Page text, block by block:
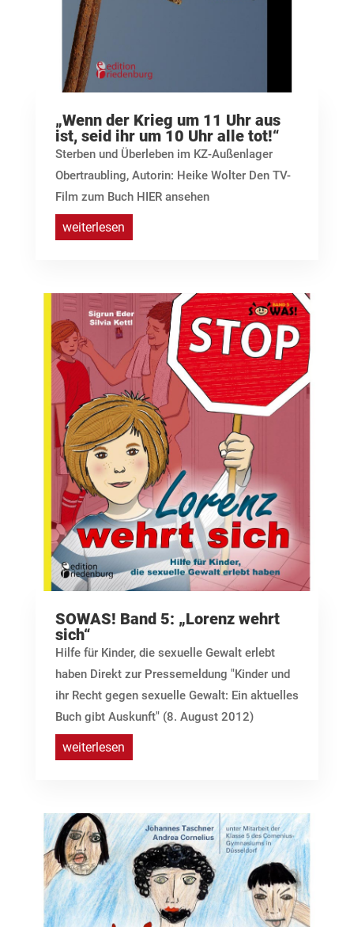
„Wenn der Krieg um 11 Uhr aus
ist, seid ihr um 10 Uhr alle tot!“
Sterben und Überleben im KZ-Außenlager
Obertraubling, Autorin: Heike Wolter Den TV-
Film zum Buch HIER ansehen
weiterlesen
SOWAS! Band 5: „Lorenz wehrt
sich“
Hilfe für Kinder, die sexuelle Gewalt erlebt
haben Direkt zur Pressemeldung "Kinder und
ihr Recht gegen sexuelle Gewalt: Ein aktuelles
Buch gibt Auskunft" (8. August 2012)
weiterlesen